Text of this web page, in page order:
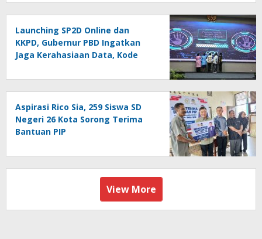
Launching SP2D Online dan
KKPD, Gubernur PBD Ingatkan
Jaga Kerahasiaan Data, Kode
Aspirasi Rico Sia, 259 Siswa SD
Negeri 26 Kota Sorong Terima
Bantuan PIP
View More